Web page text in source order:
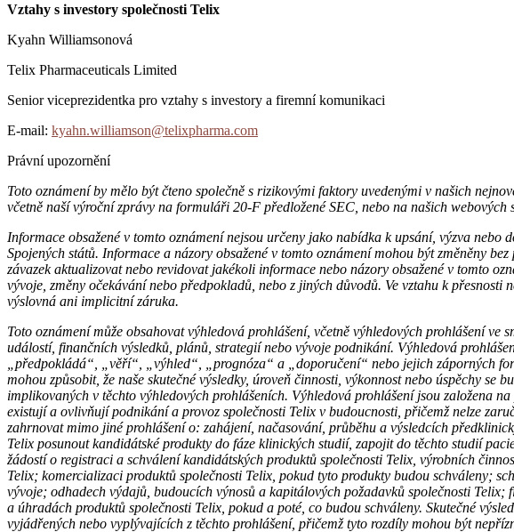
Vztahy s investory společnosti Telix
Kyahn Williamsonová
Telix Pharmaceuticals Limited
Senior viceprezidentka pro vztahy s investory a firemní komunikaci
E-mail: kyahn.williamson@telixpharma.com
Právní upozornění
Toto oznámení by mělo být čteno společně s rizikovými faktory uvedenými v našich
včetně naší výroční zprávy na formuláři 20-F předložené SEC, nebo na našich webových
Informace obsažené v tomto oznámení nejsou určeny jako nabídka k upsání, výzva
Spojených států. Informace a názory obsažené v tomto oznámení mohou být změněny
závazek aktualizovat nebo revidovat jakékoli informace nebo názory obsažené v tomto
vývoje, změny očekávání nebo předpokladů, nebo z jiných důvodů. Ve vztahu k
výslovná ani implicitní záruka.
Toto oznámení může obsahovat výhledová prohlášení, včetně výhledových prohlášení
událostí, finančních výsledků, plánů, strategií nebo vývoje podnikání. Výhledová
„předpokládá“, „věří“, „výhled“, „prognóza“ a „doporučení“ nebo jejich záporných
mohou způsobit, že naše skutečné výsledky, úroveň činnosti, výkonnost nebo úspěchy
implikovaných v těchto výhledových prohlášeních. Výhledová prohlášení jsou založena
existují a ovlivňují podnikání a provoz společnosti Telix v budoucnosti, přičemž nelze
zahrnovat mimo jiné prohlášení o: zahájení, načasování, průběhu a výsledcích
Telix posunout kandidátské produkty do fáze klinických studií, zapojit do těchto studií
žádostí o registraci a schválení kandidátských produktů společnosti Telix, výrobních
Telix; komercializaci produktů společnosti Telix, pokud tyto produkty budou schváleny;
vývoje; odhadech výdajů, budoucích výnosů a kapitálových požadavků společnosti
a úhradách produktů společnosti Telix, pokud a poté, co budou schváleny. Skutečné
vyjádřených nebo vyplývajících z těchto prohlášení, přičemž tyto rozdíly mohou být